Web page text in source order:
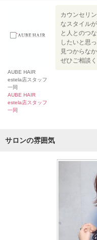
AUBE HAIR
estela店スタッフ
一同
AUBE HAIR
estela店スタッフ
一同
カウンセリ
なスタイル
と人とのつ
したいと思
見つからな
ぜひご相談く
サロンの雰囲気